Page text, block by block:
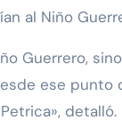
al Niño
Guerrero,
ese punto
detalló.